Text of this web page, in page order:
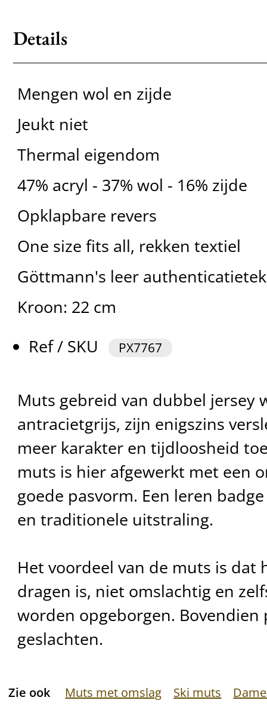
Details
Mengen wol en zijde
Jeukt niet
Thermal eigendom
47% acryl - 37% wol - 16% zijde
Opklapbare revers
One size fits all, rekken textiel
Göttmann's leer
Kroon: 22 cm
Ref / SKU
PX7767
Muts gebreid van dubbel jersey
antracietgrijs, zijn enigszins
meer karakter en tijdloosheid
muts is hier afgewerkt met een
goede pasvorm. Een leren
en traditionele uitstraling.
Het voordeel van de muts is dat
dragen is, niet omslachtig en
worden opgeborgen.
geslachten.
Zie ook Muts met omslag Ski muts